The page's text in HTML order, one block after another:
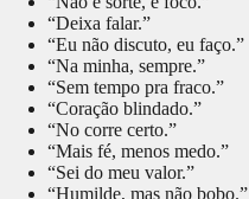
“Deixa falar.”
“Eu não discuto, eu faço.”
“Na minha, sempre.”
“Sem tempo pra fraco.”
“Coração blindado.”
“No corre certo.”
“Mais fé, menos medo.”
“Sei do meu valor.”
“Humilde, mas não bobo.”